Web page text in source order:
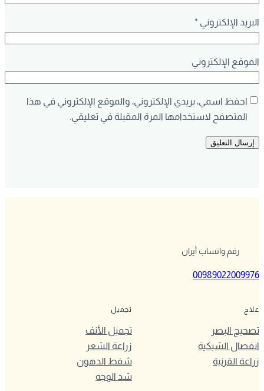
البريد الإلكتروني *
الموقع الإلكتروني
احفظ اسمي، بريدي الإلكتروني، والموقع الإلكتروني في هذا
المتصفح لاستخدامها المرة المقبلة في تعليقي.
رقم واتساب أيران
00989022009976
علاج
تصحيح البصر
انفصال الشبكية
زراعة القرنية
تجميل
تجميل الأنف
زراعة الشعر
شفط الدهون
شد الوجه